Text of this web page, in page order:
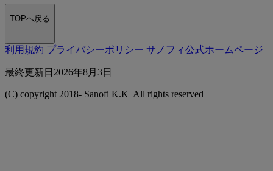
TOPへ戻る
利用規約 プライバシーポリシー サノフィ公式ホームページ
最終更新⽇2026年8月3日
(C) copyright 2018- Sanofi K.K All rights reserved